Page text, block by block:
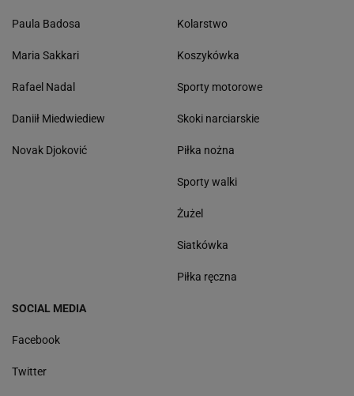
Paula Badosa
Maria Sakkari
Rafael Nadal
Daniił Miedwiediew
Novak Djoković
Kolarstwo
Koszykówka
Sporty motorowe
Skoki narciarskie
Piłka nożna
Sporty walki
Żużel
Siatkówka
Piłka ręczna
SOCIAL MEDIA
Facebook
Twitter